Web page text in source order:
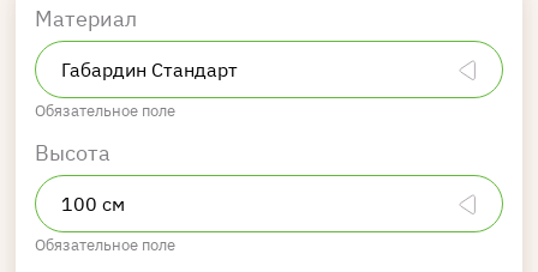
Материал
Обязательное поле
Высота
Обязательное поле